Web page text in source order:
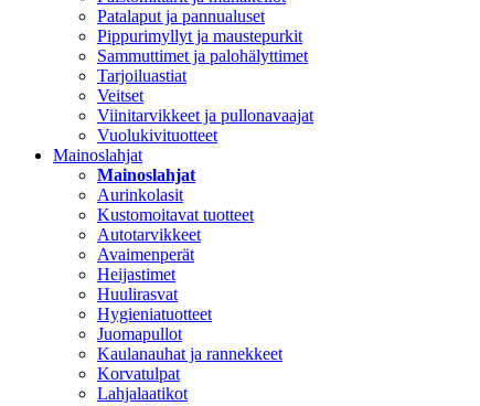
Patalaput ja pannualuset
Pippurimyllyt ja maustepurkit
Sammuttimet ja palohälyttimet
Tarjoiluastiat
Veitset
Viinitarvikkeet ja pullonavaajat
Vuolukivituotteet
Mainoslahjat
Mainoslahjat
Aurinkolasit
Kustomoitavat tuotteet
Autotarvikkeet
Avaimenperät
Heijastimet
Huulirasvat
Hygieniatuotteet
Juomapullot
Kaulanauhat ja rannekkeet
Korvatulpat
Lahjalaatikot